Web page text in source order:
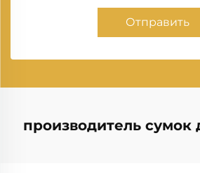
Отправить
производитель сумок